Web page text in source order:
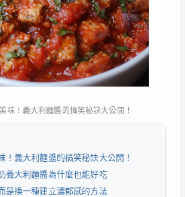
味！義大利麵醬的搞笑秘訣大公開！
！義大利麵醬的搞笑秘訣大公開！
義大利麵醬為什麼也能好吃
是換一種建立濃郁感的方法